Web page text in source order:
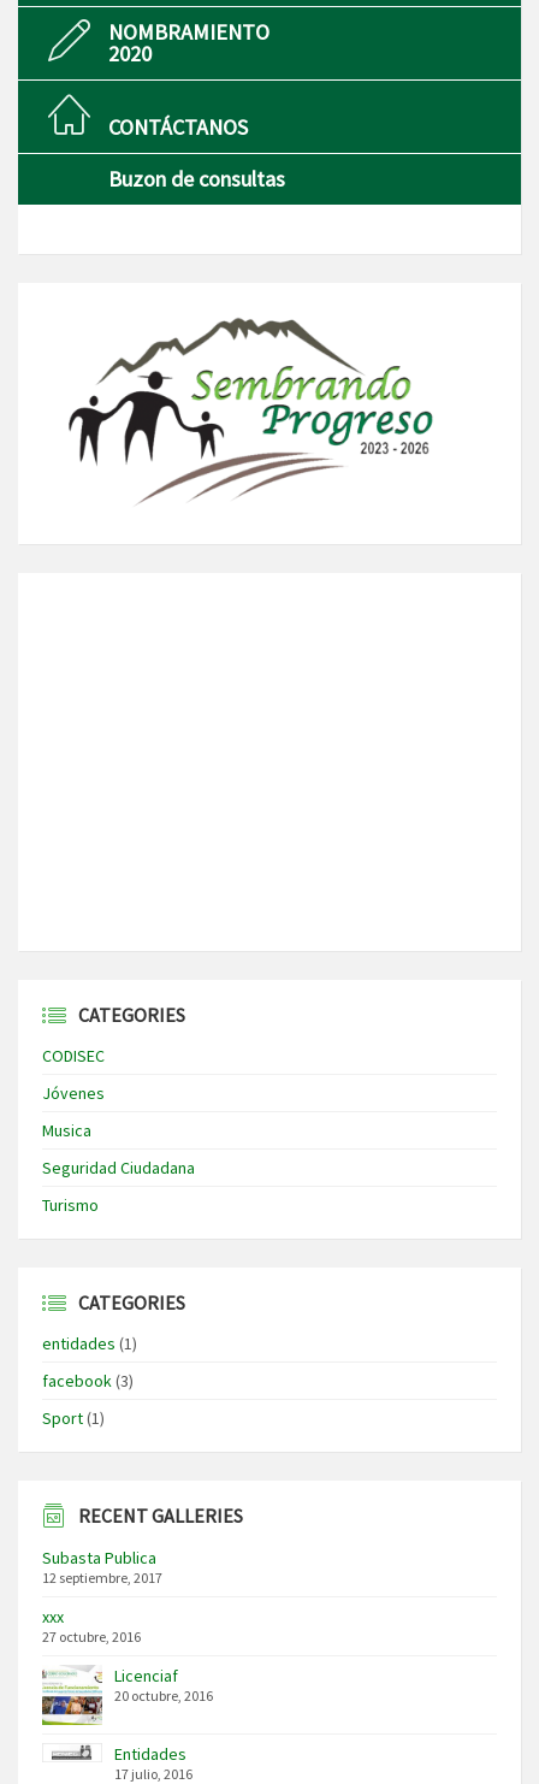
NOMBRAMIENTO
2020
CONTÁCTANOS
Buzon de consultas
CATEGORIES
CODISEC
Jóvenes
Musica
Seguridad Ciudadana
Turismo
CATEGORIES
entidades (1)
facebook(3)
Sport(1)
RECENT GALLERIES
Subasta Publica
12 septiembre, 2017
xxx
27 octubre, 2016
Licenciaf
20 octubre, 2016
Entidades
17 julio, 2016